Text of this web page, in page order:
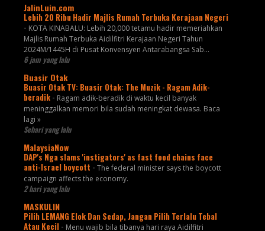
JalinLuin.com
Lebih 20 Ribu Hadir Majlis Rumah Terbuka Kerajaan Negeri
- KOTA KINABALU: Lebih 20,000 tetamu hadir memeriahkan
Majlis Rumah Terbuka Aidilfitri Kerajaan Negeri Tahun
2024M/1445H di Pusat Konvensyen Antarabangsa Sab...
6 jam yang lalu
Buasir Otak
Buasir Otak TV: Buasir Otak: The Muzik - Ragam Adik-
beradik - Ragam adik-beradik di waktu kecil banyak
meninggalkan memori bila sudah meningkat dewasa. Baca
lagi »
Sehari yang lalu
MalaysiaNow
DAP's Nga slams 'instigators' as fast food chains face
anti-Israel boycott - The federal minister says the boycott
campaign affects the economy.
2 hari yang lalu
MASKULIN
Pilih LEMANG Elok Dan Sedap, Jangan Pilih Terlalu Tebal
Atau Kecil - Menu wajib bila tibanya hari raya Aidilfitri